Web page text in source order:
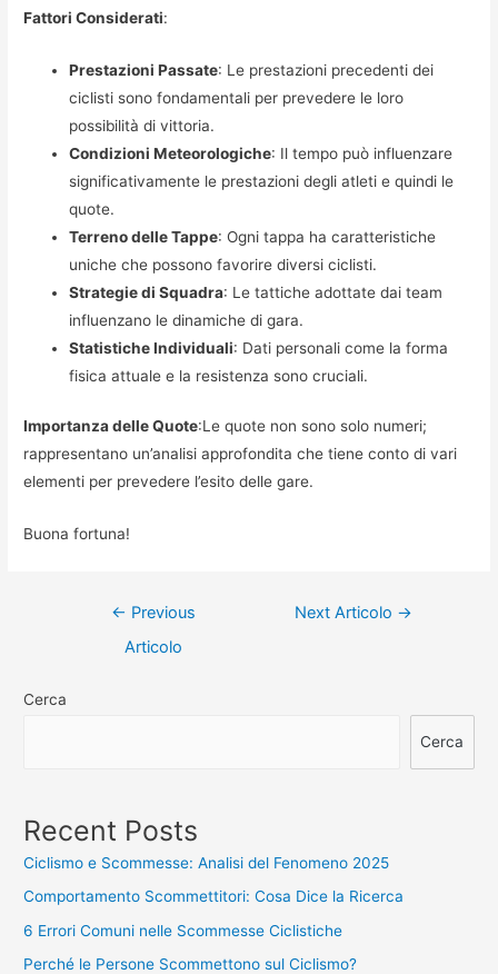
Fattori Considerati:
Prestazioni Passate: Le prestazioni precedenti dei
ciclisti sono fondamentali per prevedere le loro
possibilità di vittoria.
Condizioni Meteorologiche: Il tempo può influenzare
significativamente le prestazioni degli atleti e quindi le
quote.
Terreno delle Tappe: Ogni tappa ha caratteristiche
uniche che possono favorire diversi ciclisti.
Strategie di Squadra: Le tattiche adottate dai team
influenzano le dinamiche di gara.
Statistiche Individuali: Dati personali come la forma
fisica attuale e la resistenza sono cruciali.
Importanza delle Quote:Le quote non sono solo numeri;
rappresentano un’analisi approfondita che tiene conto di vari
elementi per prevedere l’esito delle gare.
Buona fortuna!
Navigazione
articoli
← Previous
Articolo
Next Articolo →
Cerca
Cerca
Recent Posts
Ciclismo e Scommesse: Analisi del Fenomeno 2025
Comportamento Scommettitori: Cosa Dice la Ricerca
6 Errori Comuni nelle Scommesse Ciclistiche
Perché le Persone Scommettono sul Ciclismo?